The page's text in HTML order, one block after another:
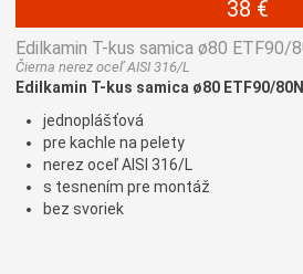
38 €
Edilkamin T-kus samica ø80 ETF90/
Čierna nerez oceľ AISI 316/L
Edilkamin T-kus samica ø80 ETF90/
jednoplášťová
pre kachle na pelety
nerez oceľ AISI 316/L
s tesnením pre montáž
bez svoriek